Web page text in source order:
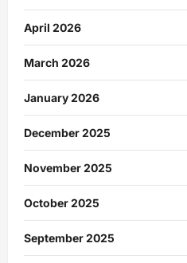
April 2026
March 2026
January 2026
December 2025
November 2025
October 2025
September 2025